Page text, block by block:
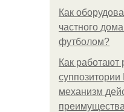
Как
частного
футболом?
Как работают
суппозитории
механизм
преимущества